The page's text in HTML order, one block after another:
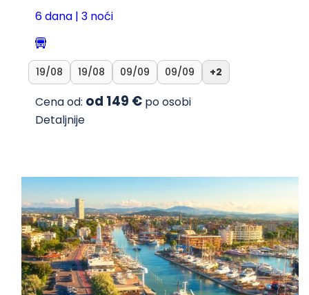
6 dana | 3 noći
19/08 19/08 09/09 09/09 +2
Cena od: od 149 € po osobi
Detaljnije